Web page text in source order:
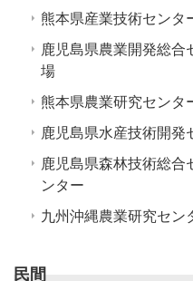
熊本県産業技術センタ
鹿児島県農業開発総合
場
熊本県農業研究センタ
鹿児島県水産技術開
鹿児島県森林技術総合
ンター
九州沖縄農業研究セン
民間